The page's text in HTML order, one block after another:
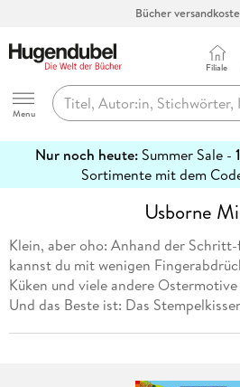
Bücher
Abholung in über 100
Hugendubel
Menu
Filiale
Nur noch heute: Summer Sale -
Sortimente mit dem
erfahren
Usborne
Klein, aber oho: Anhand der
kannst du mit wenigen
Küken und viele andere
Und das Beste ist: Das